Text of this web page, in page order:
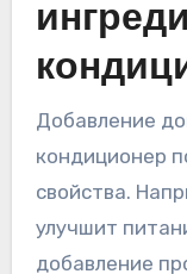
Добавление
кондиционер
свойства.
улучшит
добавление